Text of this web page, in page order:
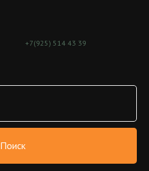
+7(925) 514 43 39
Поиск